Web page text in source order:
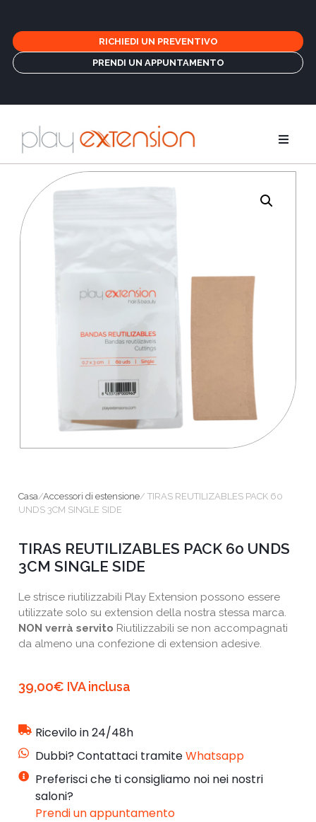
RICHIEDI UN PREVENTIVO
PRENDI UN APPUNTAMENTO
Estensioni
Cura
Salotti
Casa/Accessori di estensione/ TIRAS REUTILIZABLES PACK 60
UNDS 3CM SINGLE SIDE
TIRAS REUTILIZABLES PACK 60 UNDS
3CM SINGLE SIDE
Le strisce riutilizzabili Play Extension possono essere
utilizzate solo su extension della nostra stessa marca.
NON verrà servito Riutilizzabili se non accompagnati
da almeno una confezione di extension adesive.
39,00€ IVA inclusa
Ricevilo in 24/48h
Dubbi? Contattaci tramiteWhatsapp
Preferisci che ti consigliamo noi nei nostri
saloni?
Prendi un appuntamento